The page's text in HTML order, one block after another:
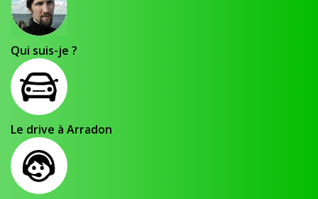
Qui suis-je ?
Le drive à Arradon